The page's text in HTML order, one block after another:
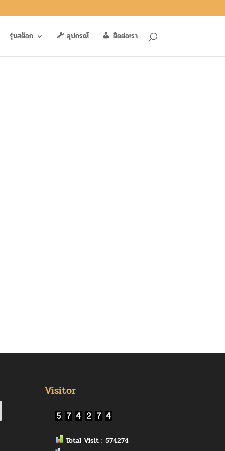
รุ่นสต็อก อุปกรณ์ ติดต่อเรา
Visitor
Total Visit : 574274